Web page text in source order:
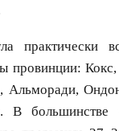
практически
провинции:
Альморади,
В большинстве